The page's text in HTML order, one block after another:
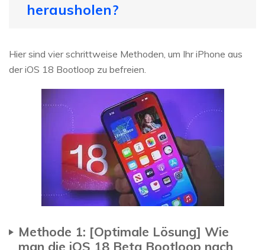
herausholen?
Hier sind vier schrittweise Methoden, um Ihr iPhone aus
der iOS 18 Bootloop zu befreien.
Methode 1: [Optimale Lösung] Wie
man die iOS 18 Beta Bootloop nach